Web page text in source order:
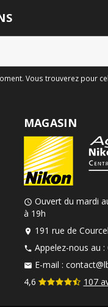
Vous trouverez pour
MAGASIN
schedule Ouvert du mardi
à 19h
location_on 191 rue de
phone Appelez-nous au :
mail E-mail :
4,6
107